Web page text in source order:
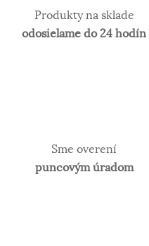
Produkty na sklade
odosielame do 24 hodín
Sme overení
puncovým úradom